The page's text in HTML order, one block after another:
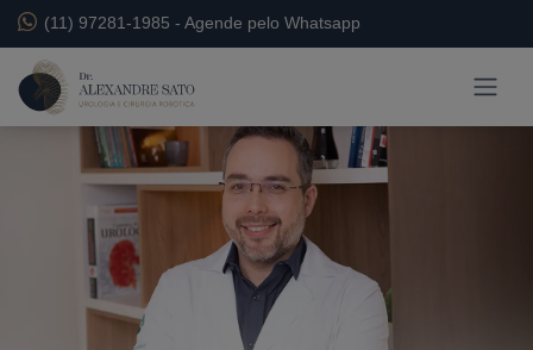
(11) 97281-1985 - Agende pelo Whatsapp